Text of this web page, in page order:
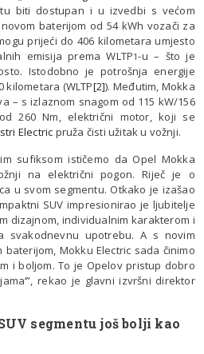
biti dostupan i u izvedbi s većom
baterijom od 54 kWh vozači za
prijeći do 406 kilometara umjesto
emisija prema WLTP1-u – što je
Istodobno je potrošnja energije
kilometara (WLTP[2]). Međutim, Mokka
– s izlaznom snagom od 115 kW/156
260 Nm, električni motor, koji se
Electric pruža čisti užitak u vožnji.
sufiksom ističemo da Opel Mokka
na električni pogon. Riječ je o
u svom segmentu. Otkako je izašao
SUV impresionirao je ljubitelje
dizajnom, individualnim karakterom i
svakodnevnu upotrebu. A s novim
Mokku Electric sada činimo
i boljom. To je Opelov pristup dobro
rekao je glavni izvršni direktor
segmentu još bolji kao